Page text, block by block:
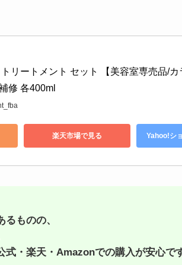
リートメント セット 【美容室専売品/
修 各400ml
楽天市場で見る Yahoo!シ
ものの、
式・楽天・Amazonでの購入が安心で